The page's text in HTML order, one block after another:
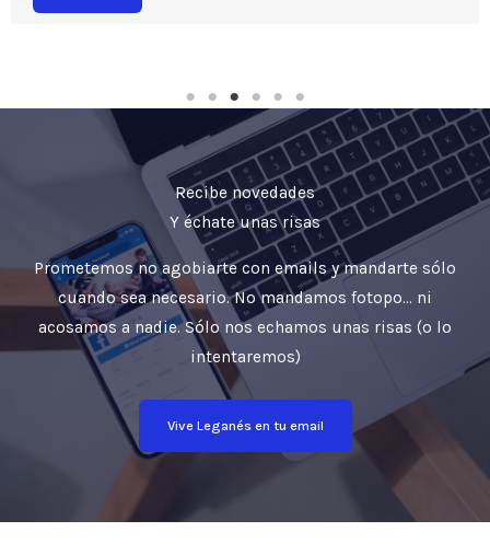
Recibe novedades
Y échate unas risas
Prometemos no agobiarte con emails y mandarte sólo
cuando sea necesario. No mandamos fotopo… ni
acosamos a nadie. Sólo nos echamos unas risas (o lo
intentaremos)
Vive Leganés en tu email